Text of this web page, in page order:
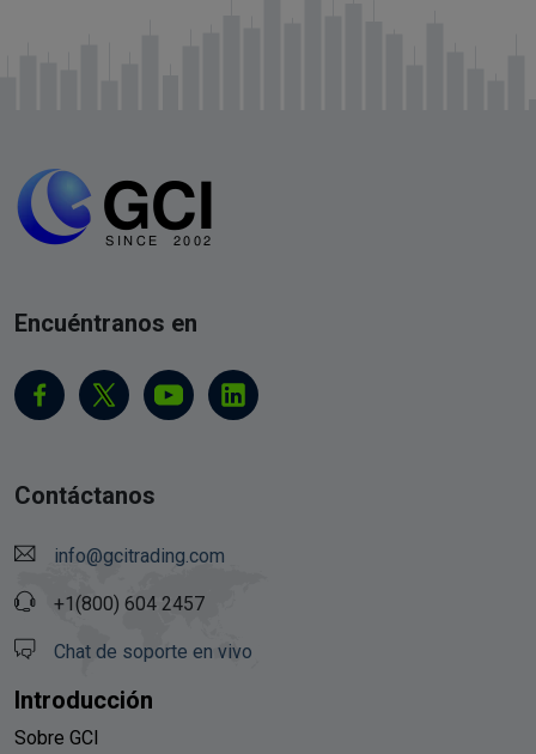
Encuéntranos en
Contáctanos
info@gcitrading.com
+1(800) 604 2457
Chat de soporte en vivo
Introducción
Sobre GCI